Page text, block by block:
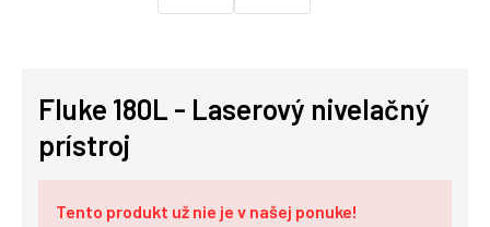
Fluke 180L - Laserový nivelačný
prístroj
Tento produkt už nie je v našej ponuke!